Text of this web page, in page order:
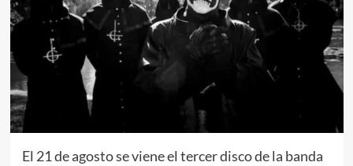
El 21 de agosto se viene el tercer disco de la banda